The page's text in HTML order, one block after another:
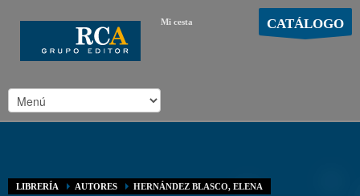
Mi cesta CATÁLOGO
LIBRERÍA AUTORES HERNÁNDEZ BLASCO, ELENA